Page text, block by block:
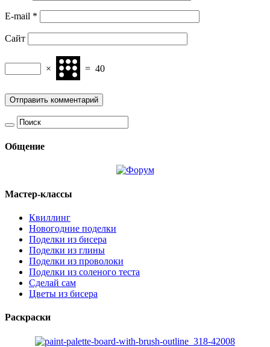
E-mail *
Сайт
× = 40
Общение
Мастер-классы
Квиллинг
Новогодние поделки
Поделки из бисера
Поделки из глины
Поделки из проволоки
Поделки из соленого теста
Сделай сам
Цветы из бисера
Раскраски